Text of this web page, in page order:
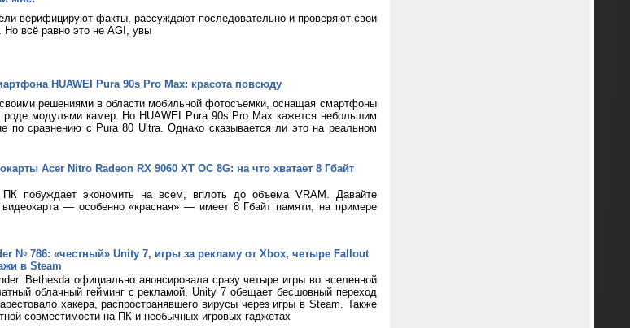
верифицируют факты, рассуждают последовательно и проверяют свои
Но всё равно это не AGI, увы
HUAWEI Pura 90s Pro Max: красота повсюду
решениями в области мобильной фотосъемки, оснащая смартфоны
роде модулями камер. Но HUAWEI Pura 90s Pro Max кажется небольшим
по сравнению с Pura 80 Ultra. Однако сказывается ли это на реальном
Acer Nitro Radeon RX 9060 XT OC 8G: на что хватает 8 Гбайт
ПК побуждает экономить на всем, вплоть до объема VRAM. Давайте
— особенно «красная» — имеет 8 Гбайт памяти, на примере
№ 786: «честный» Unity 7, игры за рекламу от Xbox, четыре Fallout
в Steam
Bethesda официально анонсировала сразу четыре игры во вселенной
облачный гейминг с рекламой, Unity 7 обещает бесшовный переход
хакера, распространявшего вирусы через игры в Steam. Также
совместимости на ПК и необычных игровых гаджетах